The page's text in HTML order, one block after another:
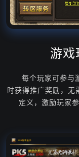
游戏
每个玩家可参与
时获得推广奖励，无
定义，激励玩家